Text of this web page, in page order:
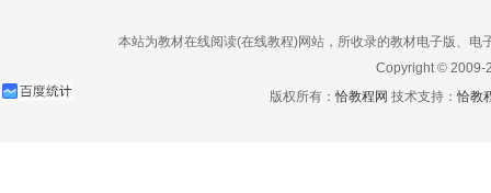
本站为教材在线阅读(在线教程)网站，所收录的教材电子版、
Copyright © 2009-
版权所有：恰教程网 技术支持：恰教